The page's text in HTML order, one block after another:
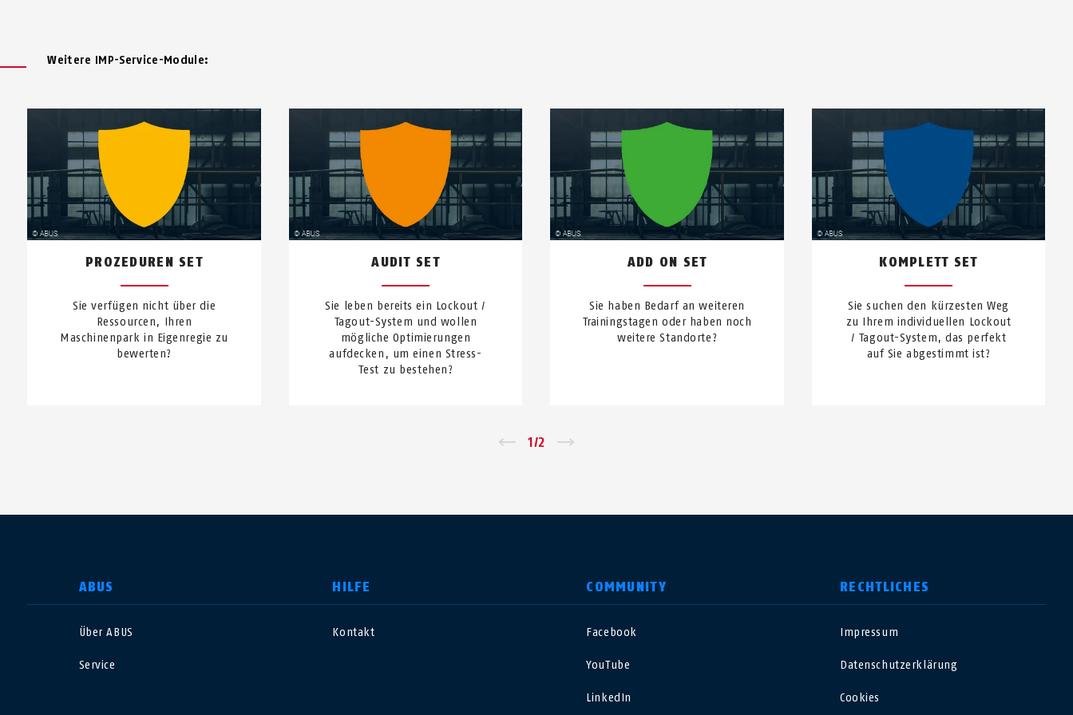
Weitere IMP-Service-Module:
PROZEDUREN SET
Sie verfügen nicht über die
Ressourcen, Ihren
Maschinenpark in Eigenregie zu
bewerten?
AUDIT SET
Sie leben bereits ein Lockout /
Tagout-System und wollen
mögliche Optimierungen
aufdecken, um einen Stress-
Test zu bestehen?
ADD ON SET
Sie haben Bedarf an weiteren
Trainingstagen oder haben noch
weitere Standorte?
KOMPLETT SET
Sie suchen den kürzesten Weg
zu Ihrem individuellen Lockout
/ Tagout-System, das perfekt
auf Sie abgestimmt ist?
1/2
ABUS
Über ABUS
Service
HILFE
Kontakt
COMMUNITY
Facebook
YouTube
LinkedIn
RECHTLICHES
Impressum
Datenschutzerklärung
Cookies
LAND AUSWÄHLEN
Nederland Polska